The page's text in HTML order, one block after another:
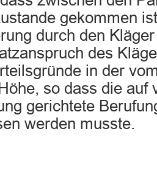
gekommen
durch den
des
in der
so dass die auf
gerichtete
werden musste.